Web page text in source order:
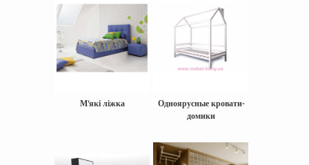
М'які ліжка
Одноярусные кровати-
домики